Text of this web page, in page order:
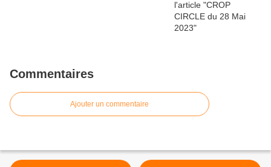
Commentaires
Ajouter un commentaire